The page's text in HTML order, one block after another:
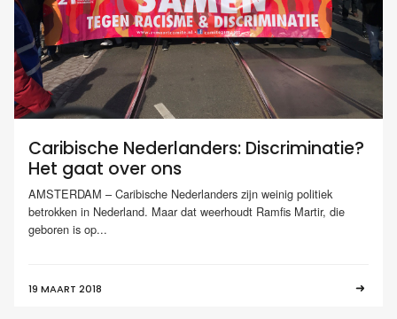
Caribische Nederlanders: Discriminatie?
Het gaat over ons
AMSTERDAM – Caribische Nederlanders zijn weinig politiek
betrokken in Nederland. Maar dat weerhoudt Ramfis Martir, die
geboren is op...
19 MAART 2018